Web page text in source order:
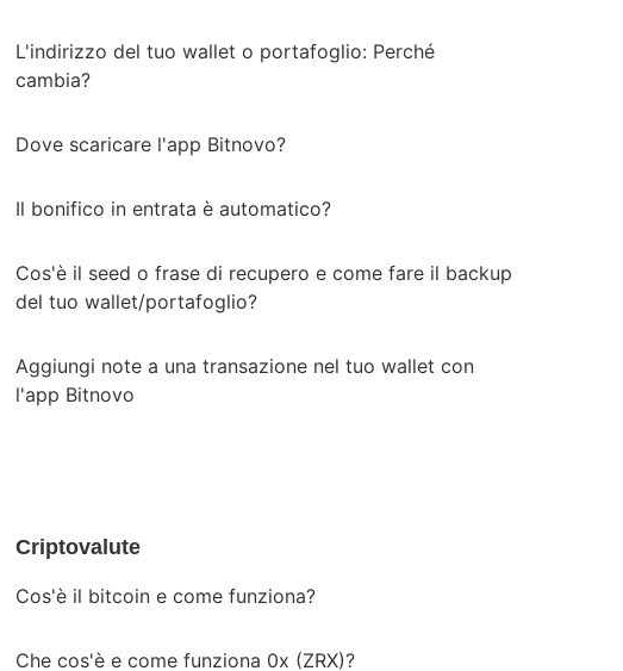
L'indirizzo del tuo wallet o portafoglio: Perché
cambia?
Dove scaricare l'app Bitnovo?
Il bonifico in entrata è automatico?
Cos'è il seed o frase di recupero e come fare il backup
del tuo wallet/portafoglio?
Aggiungi note a una transazione nel tuo wallet con
l'app Bitnovo
Criptovalute
Cos'è il bitcoin e come funziona?
Che cos'è e come funziona 0x (ZRX)?